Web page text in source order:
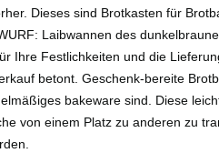
Dieses sind Brotkasten für
Laibwannen des
Ihre Festlichkeiten und die
betont. Geschenk-bereite
bakeware sind. Diese
von einem Platz zu anderen zu